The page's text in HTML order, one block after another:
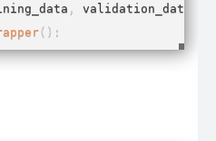
, validation_data
( ) :
containing